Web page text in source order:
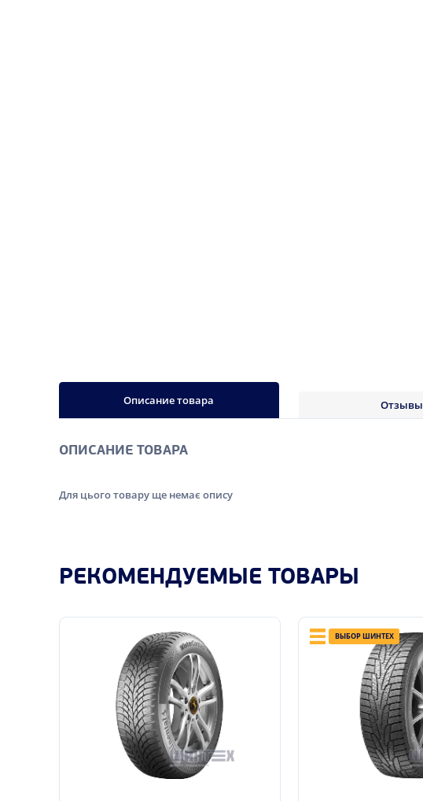
Описание товара Отзывы
ОПИСАНИЕ ТОВАРА
Для цього товару ще немає опису
РЕКОМЕНДУЕМЫЕ ТОВАРЫ
ВЫБОР ШИНТЕХ